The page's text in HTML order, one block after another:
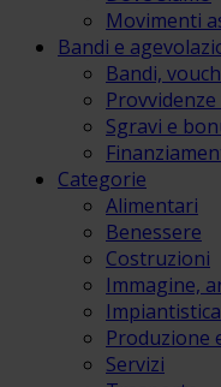
Movimenti
Bandi e
Bandi,
Sgravi e
Categorie
Alimentari
Benessere
Costruzioni
Immagine,
Impiantistica
Produzione
Servizi